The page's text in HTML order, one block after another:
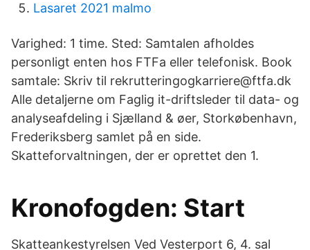
Lasaret 2021 malmo
Varighed: 1 time. Sted: Samtalen afholdes
personligt enten hos FTFa eller telefonisk. Book
samtale: Skriv til rekrutteringogkarriere@ftfa.dk
Alle detaljerne om Faglig it-driftsleder til data- og
analyseafdeling i Sjælland & øer, Storkøbenhavn,
Frederiksberg samlet på en side.
Skatteforvaltningen, der er oprettet den 1.
Kronofogden: Start
Skatteankestyrelsen Ved Vesterport 6, 4. sal